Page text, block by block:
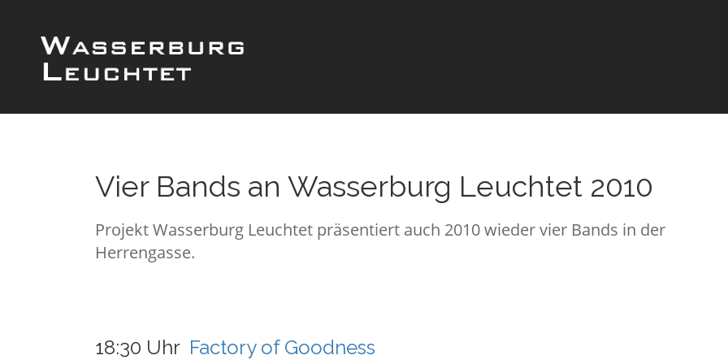
Vier Bands an Wasserburg Leuchtet 2010
Projekt Wasserburg Leuchtet präsentiert auch 2010 wieder vier Bands in der
Herrengasse.
18:30 Uhr Factory of Goodness